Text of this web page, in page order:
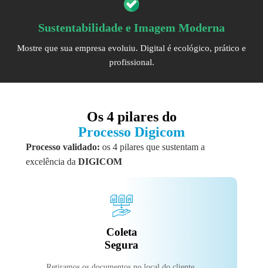
Sustentabilidade e Imagem Moderna
Mostre que sua empresa evoluiu. Digital é ecológico, prático e
profissional.
Os 4 pilares do
Processo Digicom
Processo validado: os 4 pilares que sustentam a
excelência da DIGICOM
Coleta
Segura